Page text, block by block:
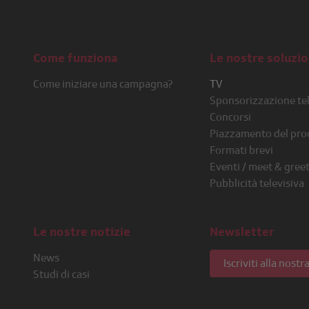
Come funziona
Come iniziare una campagna?
Le nostre
TV
Sponsorizzazione
Concorsi
Piazzamento del
Formati brevi
Eventi / meet & greet
Pubblicità televisiva
Le nostre notizie
News
Studi di casi
Newsletter
Iscriviti alla